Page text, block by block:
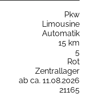
Pkw
Limousine
Automatik
15 km
5
Rot
Zentrallager
ab ca. 11.08.2026
21165